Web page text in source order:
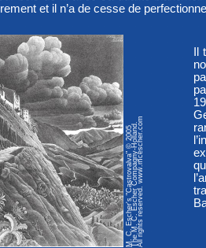
et il n’a de cesse de
M. C. Escher's "Castrovalva" © 2005The M. C. Escher Compagny-Holland.All rights reserved. www.mcescher.com